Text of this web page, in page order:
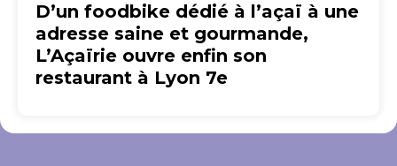
D’un foodbike dédié à l’açaï à une
adresse saine et gourmande,
L’Açaïrie ouvre enfin son
restaurant à Lyon 7e